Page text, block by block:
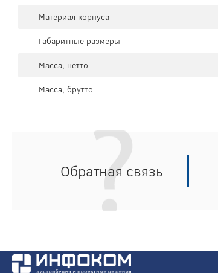
Материал корпуса
Габаритные размеры
Масса, нетто
Масса, брутто
Обратная связь